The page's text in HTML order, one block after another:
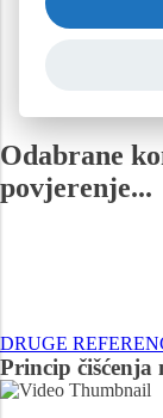
Odabrane
povjerenje...
DRUGE
Princip čišćenja